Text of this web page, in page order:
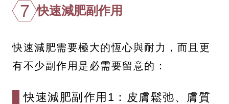
7 快速減肥副作用
快速減肥需要極大的恆心與耐力，而且更
有不少副作用是必需要留意的：
快速減肥副作用1：皮膚鬆弛、膚質